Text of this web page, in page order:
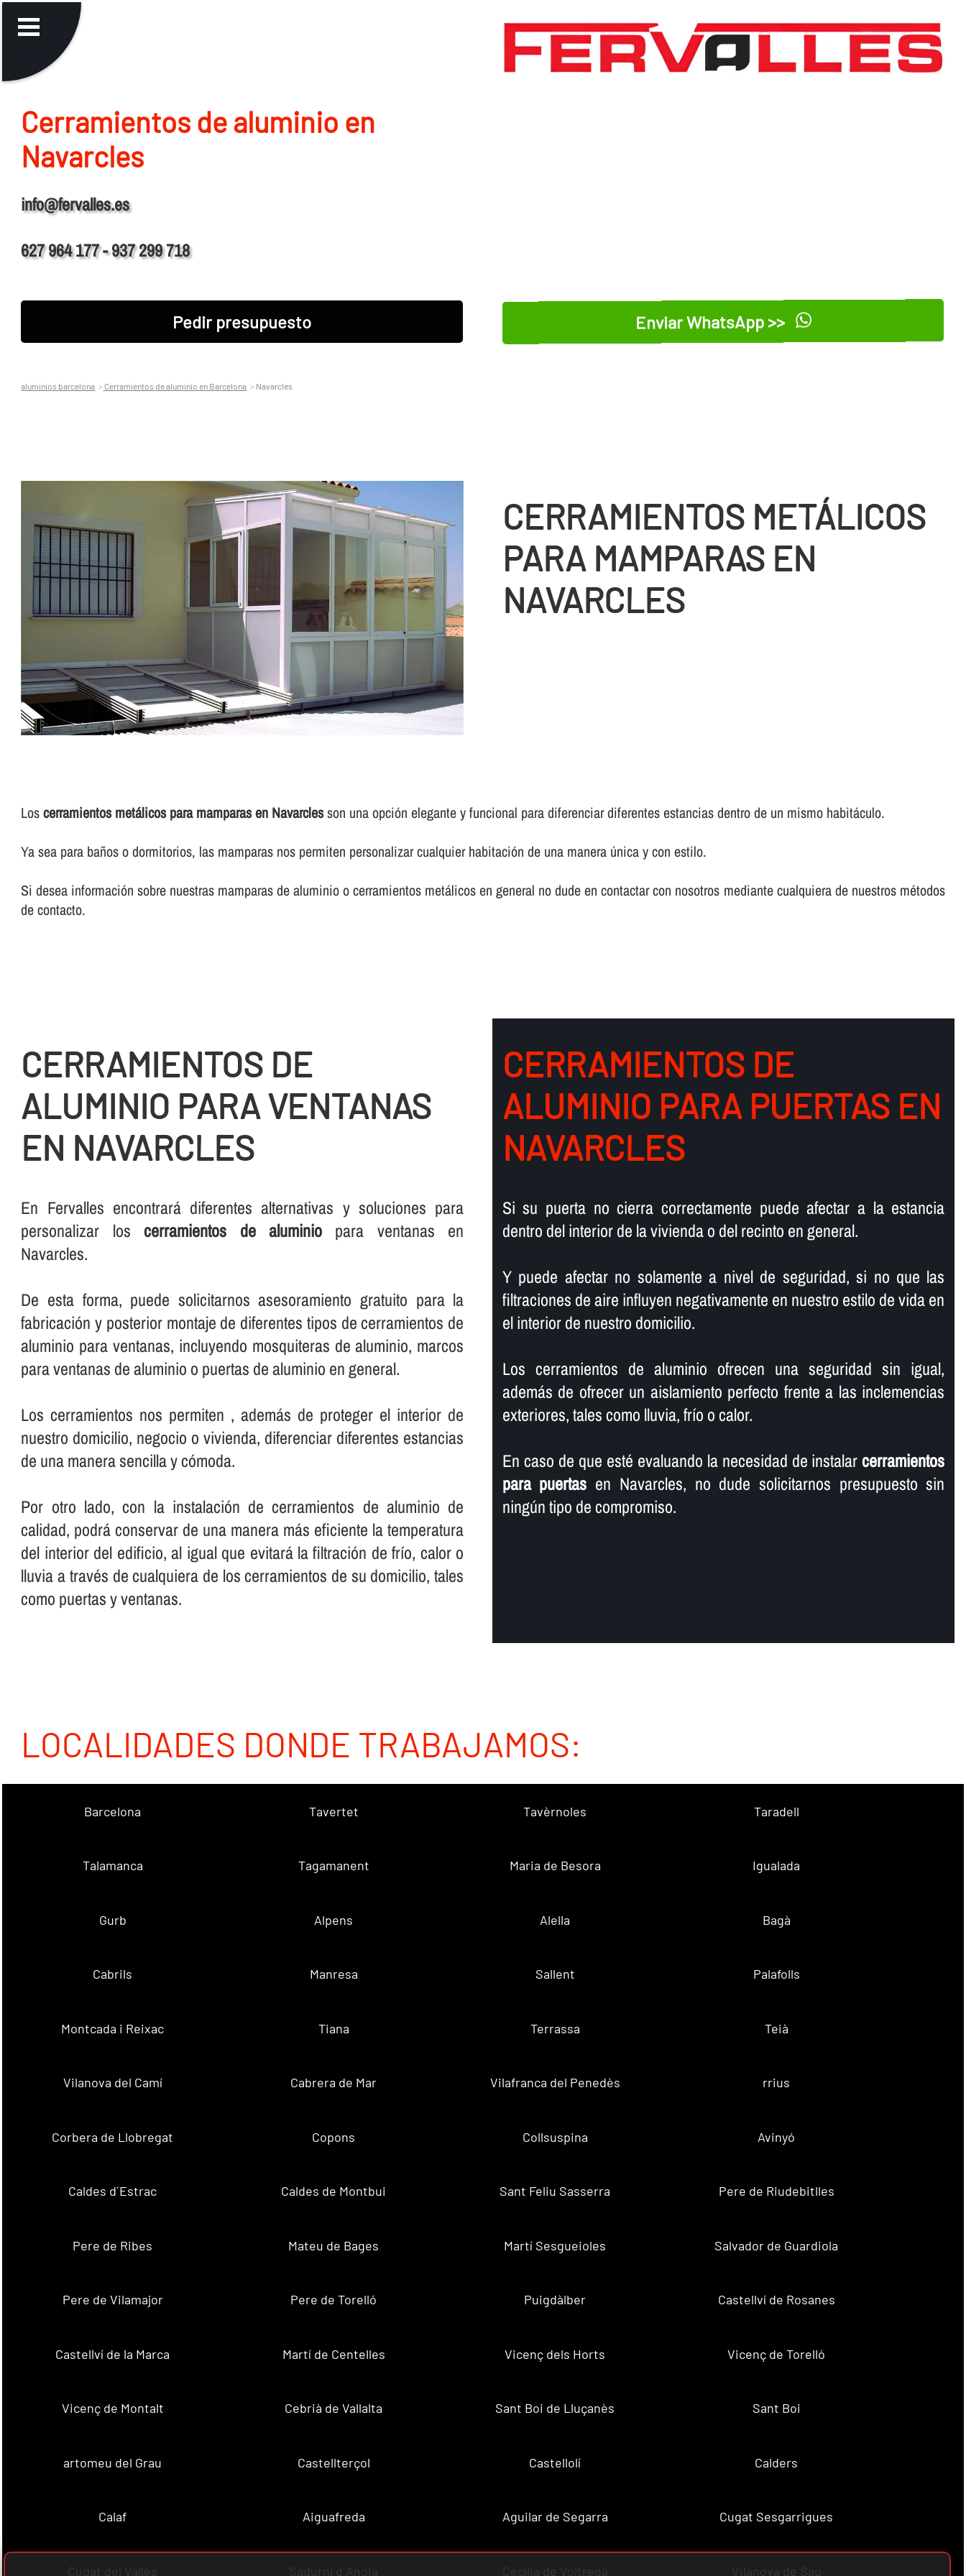
Cerramientos de aluminio en
Navarcles
info@fervalles.es
627 964 177 - 937 299 718
Pedir presupuesto Enviar WhatsApp >>
aluminios barcelona Cerramientos de aluminio en Barcelona Navarcles
CERRAMIENTOS METÁLICOS
PARA MAMPARAS EN
NAVARCLES
Loscerramientos metálicos para mamparas en Navarclesson una opción elegante y funcional para diferenciar diferentes estancias dentro de un mismo habitáculo.
Ya sea para baños o dormitorios, las mamparas nos permiten personalizar cualquier habitación de una manera única y con estilo.
Si desea información sobre nuestras mamparas de aluminio o cerramientos metálicos en general no dude en contactar con nosotros mediante cualquiera de nuestros métodos
de contacto.
CERRAMIENTOS DE
ALUMINIO PARA VENTANAS
EN NAVARCLES
En Fervalles encontrará diferentes alternativas y soluciones para
personalizar loscerramientos de aluminio para ventanas en
Navarcles.
De esta forma, puede solicitarnos asesoramiento gratuito para la
fabricación y posterior montaje de diferentes tipos de cerramientos de
aluminio para ventanas, incluyendo mosquiteras de aluminio, marcos
para ventanas de aluminio o puertas de aluminio en general.
Los cerramientos nos permiten , además de proteger el interior de
nuestro domicilio, negocio o vivienda, diferenciar diferentes estancias
de una manera sencilla y cómoda.
Por otro lado, con la instalación de cerramientos de aluminio de
calidad, podrá conservar de una manera más eficiente la temperatura
del interior del edificio, al igual que evitará la filtración de frí­o, calor o
lluvia a través de cualquiera de los cerramientos de su domicilio, tales
como puertas y ventanas.
CERRAMIENTOS DE
ALUMINIO PARA PUERTAS EN
NAVARCLES
Si su puerta no cierra correctamente puede afectar a la estancia
dentro del interior de la vivienda o del recinto en general.
Y puede afectar no solamente a nivel de seguridad, si no que las
filtraciones de aire influyen negativamente en nuestro estilo de vida en
el interior de nuestro domicilio.
Los cerramientos de aluminio ofrecen una seguridad sin igual,
además de ofrecer un aislamiento perfecto frente a las inclemencias
exteriores, tales como lluvia, frí­o o calor.
En caso de que esté evaluando la necesidad de instalarcerramientos
para puertas en Navarcles, no dude solicitarnos presupuesto sin
ningún tipo de compromiso.
LOCALIDADES DONDE TRABAJAMOS:
Barcelona Tavertet Tavèrnoles Taradell
Talamanca Tagamanent Maria de Besora Igualada
Gurb Alpens Alella Bagà
Cabrils Manresa Sallent Palafolls
Montcada i Reixac Tiana Terrassa Teià
Vilanova del Camí Cabrera de Mar Vilafranca del Penedès rrius
Corbera de Llobregat Copons Collsuspina Avinyó
Caldes d´Estrac Caldes de Montbui Sant Feliu Sasserra Pere de Riudebitlles
Pere de Ribes Mateu de Bages Martí Sesgueioles Salvador de Guardiola
Pere de Vilamajor Pere de Torelló Puigdàlber Castellví de Rosanes
Castellví de la Marca Martí de Centelles Vicenç dels Horts Vicenç de Torelló
Vicenç de Montalt Cebrià de Vallalta Sant Boi de Lluçanès Sant Boi
artomeu del Grau Castellterçol Castellolí Calders
Calaf Aiguafreda Aguilar de Segarra Cugat Sesgarrigues
Cugat del Vallès Sadurní d´Anoia Cecília de Voltregà Vilanova de Sau